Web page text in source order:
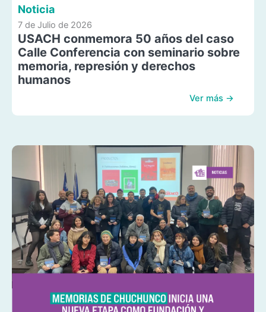
Noticia
7 de Julio de 2026
USACH conmemora 50 años del caso
Calle Conferencia con seminario sobre
memoria, represión y derechos
humanos
Ver más →